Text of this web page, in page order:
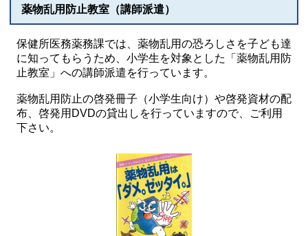
薬物乱用防止教室（講師派遣）
保健所医務薬務課では、薬物乱用の恐ろしさを子ども達
に知ってもらうため、小学生を対象とした「薬物乱用防
止教室」への講師派遣を行っています。
薬物乱用防止の啓発冊子（小学生向け）や啓発資材の配
布、啓発用DVDの貸出しを行っていますので、ご利用
下さい。